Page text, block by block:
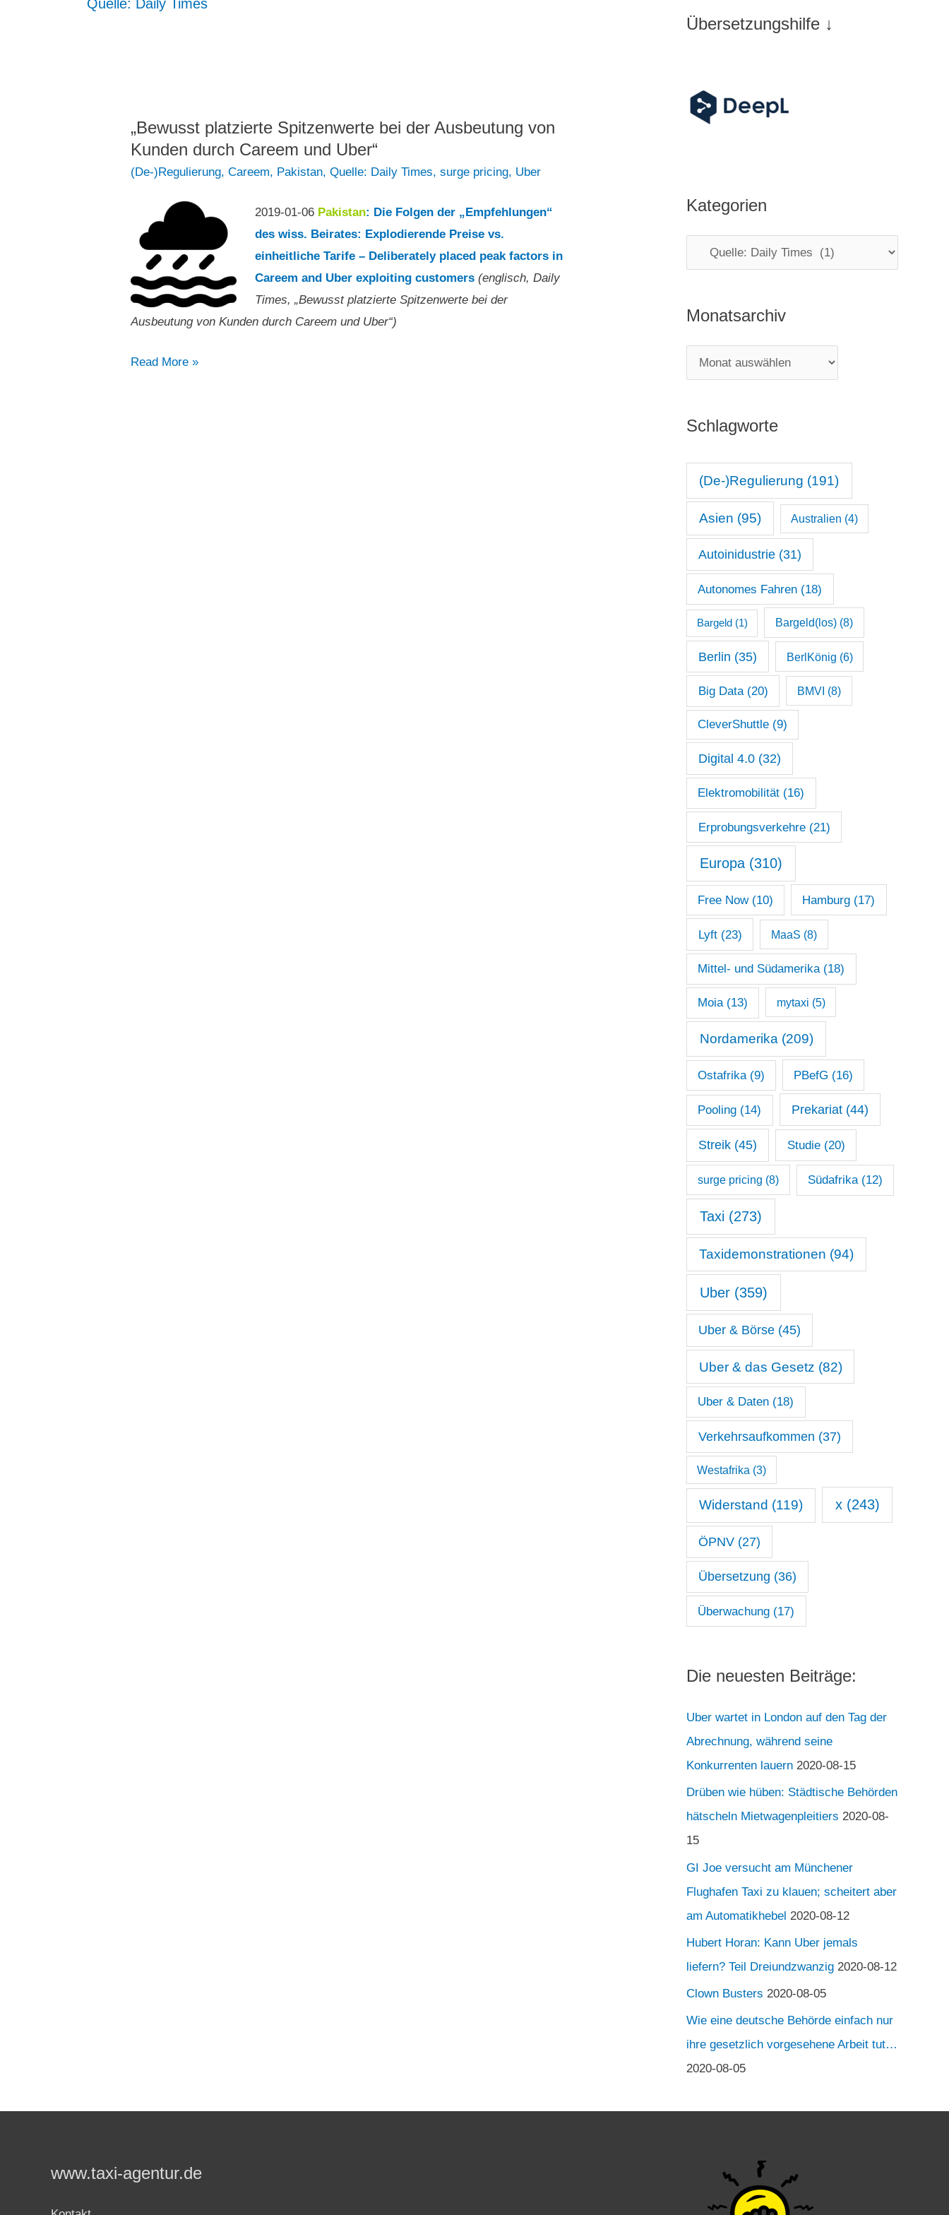
Quelle: Daily Times
„Bewusst platzierte Spitzenwerte bei der Ausbeutung von
Kunden durch Careem und Uber“
(De-)Regulierung,Careem, Pakistan,Quelle: Daily Times,surge pricing, Uber
2019-01-06 Pakistan: Die Folgen der „Empfehlungen“
des wiss. Beirates: Explodierende Preise vs.
einheitliche Tarife – Deliberately placed peak factors in
Careem and Uber exploiting customers (englisch, Daily
Times, „Bewusst platzierte Spitzenwerte bei der
Ausbeutung von Kunden durch Careem und Uber“)
„Bewusst
Read More »
Übersetzungshilfe ↓
Kategorien
a
e
g
n
Monatsarchiv
o
a
a
h
Schlagworte
(De-)Regulierung (191)
Asien (95) Australien (4)
Autoinidustrie(31)
Autonomes Fahren (18)
Bargeld (1) Bargeld(los)(8)
Berlin (35) BerlKönig (6)
Big Data(20) BMVI (8)
CleverShuttle(9)
Digital 4.0(32)
Elektromobilität (16)
Erprobungsverkehre(21)
Europa(310)
Free Now(10) Hamburg (17)
Lyft(23) MaaS (8)
Mittel- und Südamerika(18)
Moia(13) mytaxi (5)
Nordamerika (209)
Ostafrika(9) PBefG (16)
Pooling (14) Prekariat(44)
Streik (45) Studie(20)
surge pricing (8) Südafrika(12)
Taxi(273)
Taxidemonstrationen (94)
Uber (359)
Uber & Börse (45)
Uber & das Gesetz (82)
Uber & Daten (18)
Verkehrsaufkommen (37)
Westafrika (3)
Widerstand (119) x(243)
ÖPNV(27)
Übersetzung (36)
Überwachung (17)
Die neuesten Beiträge:
Uber wartet in London auf den Tag der
Abrechnung, während seine
Konkurrenten lauern 2020-08-15
Drüben wie hüben: Städtische Behörden
hätscheln Mietwagenpleitiers 2020-08-
15
GI Joe versucht am Münchener
Flughafen Taxi zu klauen; scheitert aber
am Automatikhebel 2020-08-12
Hubert Horan: Kann Uber jemals
liefern? Teil Dreiundzwanzig 2020-08-12
Clown Busters 2020-08-05
Wie eine deutsche Behörde einfach nur
ihre gesetzlich vorgesehene Arbeit tut…
2020-08-05
www.taxi-agentur.de